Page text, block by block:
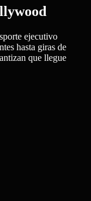
ejecutivo
hasta giras de
que llegue